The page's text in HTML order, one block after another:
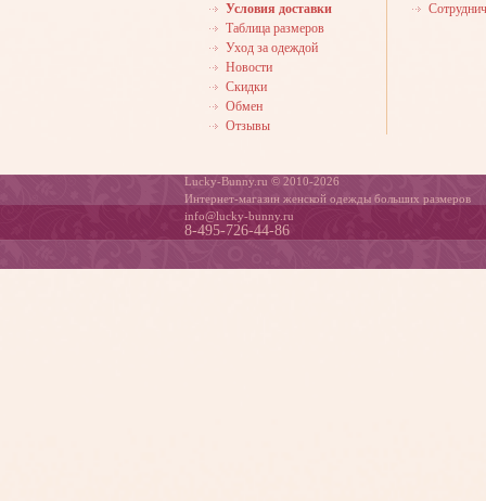
Условия доставки
Таблица размеров
Уход за одеждой
Новости
Скидки
Обмен
Отзывы
Lucky-Bunny.ru © 2010-2026
Интернет-магазин женской одежды больших размеров
info@lucky-bunny.ru
8-495-726-44-86